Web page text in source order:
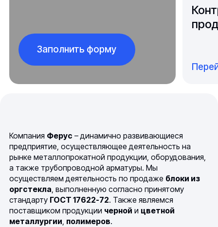
Заполнить форму
Компания Ферус – динамично развивающиеся
предприятие, осуществляющее деятельность на
рынке металлопрокатной продукции, оборудования,
а также трубопроводной арматуры. Мы
осуществляем деятельность по продаже блоки из
оргстекла, выполненную согласно принятому
стандарту ГОСТ 17622-72. Также являемся
поставщиком продукции черной и цветной
металлургии, полимеров.